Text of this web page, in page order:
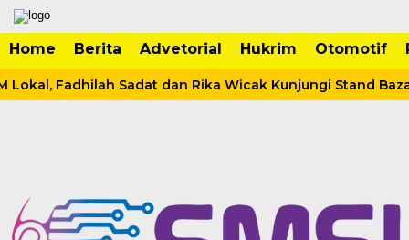
Home Berita Advetorial Hukrim Otomotif
Lokal, Fadhilah Sadat dan Rika Wicak Kunjungi Stand